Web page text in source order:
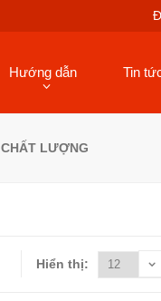
Hướng dẫn Tin
CHẤT LƯỢNG
Hiển thị: